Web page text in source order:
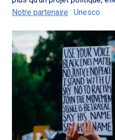
Notre partenaire : Unesco